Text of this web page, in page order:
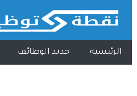
الرئيسية جديد الوظائف